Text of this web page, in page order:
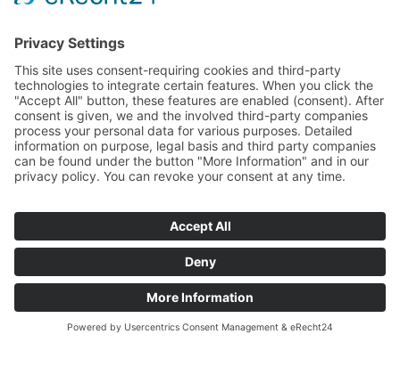
Facebook
Instagram
© 2026 CARASANA Bäderbetriebe GmbH. Tous droits réservés